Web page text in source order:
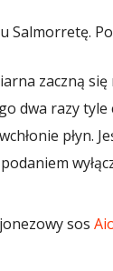
Salmorretę.
zaczną
dwa razy tyle
płyn.
sos